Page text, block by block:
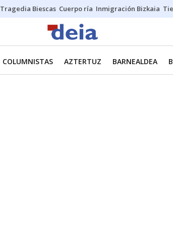
Tragedia Biescas Cuerpo ría Inmigración Bizkaia
COLUMNISTAS AZTERTUZ BARNEALDEA